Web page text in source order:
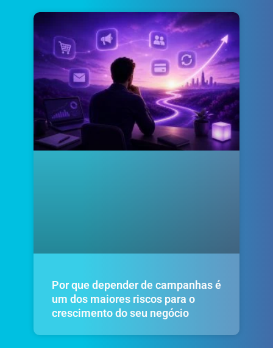
Por que depender de campanhas é
um dos maiores riscos para o
crescimento do seu negócio